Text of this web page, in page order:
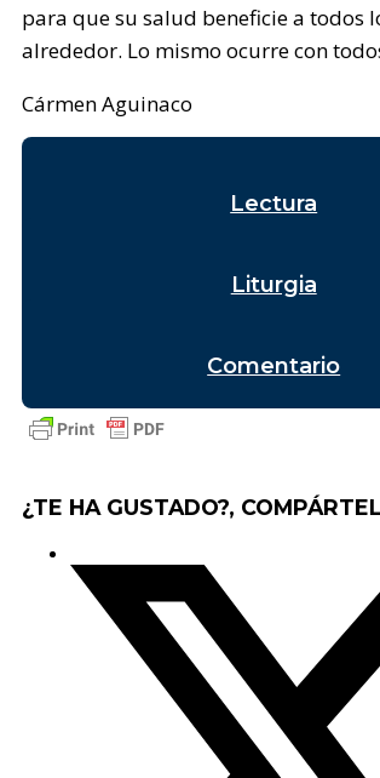
para que su salud beneficie a todos
alrededor. Lo mismo ocurre con
Cármen Aguinaco
Lectura
Liturgia
Comentario
¿TE HA GUSTADO?,